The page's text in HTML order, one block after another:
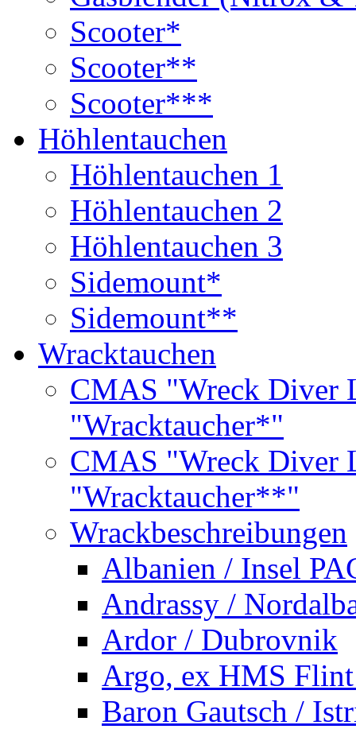
Scooter*
Scooter**
Scooter***
Höhlentauchen
Höhlentauchen 1
Höhlentauchen 2
Höhlentauchen 3
Sidemount*
Sidemount**
Wracktauchen
CMAS "Wreck Diver
"Wracktaucher*"
CMAS "Wreck Diver
"Wracktaucher**"
Wrackbeschreibungen
Albanien / Insel
Andrassy /
Ardor / Dubrovnik
Argo, ex HMS
Baron Gautsch /